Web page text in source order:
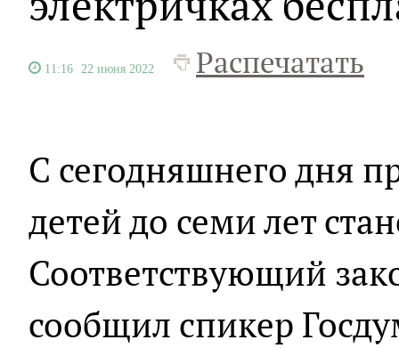
11:16 22 июня 2022 Распечатать
С сегодняшнего дня
детей до семи лет
Соответствующий
сообщил спикер